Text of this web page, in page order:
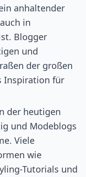
anhaltender
in
Blogger
und
der großen
Inspiration für
der heutigen
und Modeblogs
Viele
wie
Tutorials und